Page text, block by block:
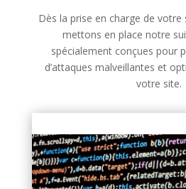
Dès la prise en charge de votre
mettons en place notre
spécialement conçues pour
d’attaques malveillantes et
votre site.